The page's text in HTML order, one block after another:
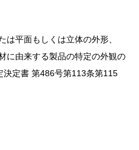
は平面もしくは立体の外形、
に由来する製品の特定の外観の
決定書 第486号第113条第115